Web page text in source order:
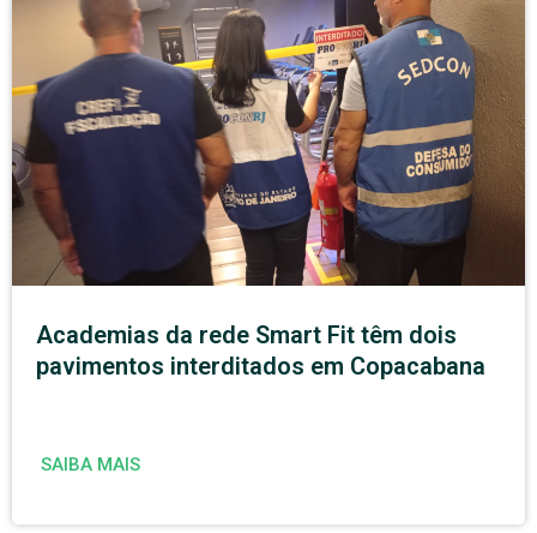
Academias da rede Smart Fit têm dois
pavimentos interditados em Copacabana
SAIBA MAIS